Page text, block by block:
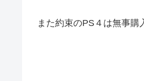
また約束のPS４は無事購